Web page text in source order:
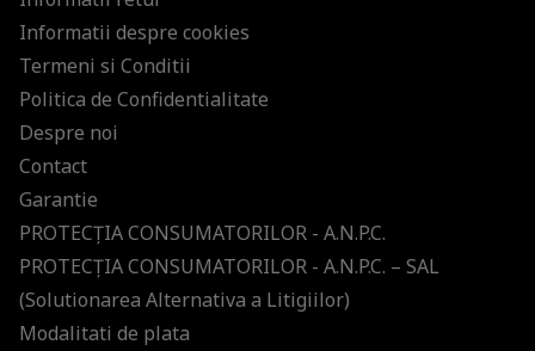
Informatii despre cookies
Termeni si Conditii
Politica de Confidentialitate
Despre noi
Contact
Garantie
PROTECŢIA CONSUMATORILOR - A.N.P.C.
PROTECŢIA CONSUMATORILOR - A.N.P.C. – SAL
(Solutionarea Alternativa a Litigiilor)
Modalitati de plata